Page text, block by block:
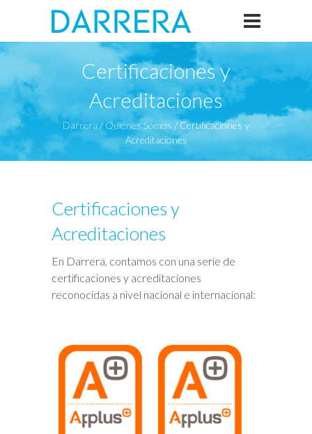
Certificaciones y
Acreditaciones
Darrera/Quiénes Somos / Certificaciones y
Acreditaciones
Certificaciones y
Acreditaciones
En Darrera, contamos con una serie de
certificaciones y acreditaciones
reconocidas a nivel nacional e internacional: